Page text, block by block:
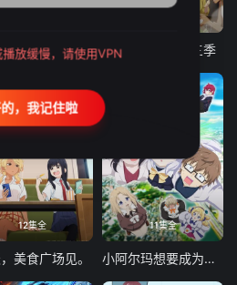
古诺希亚 致不灭的你 第三季
12集全
美食广场见。
11集全
小阿尔玛想要成为家人
放缓慢，请使用VPN
，我记住啦